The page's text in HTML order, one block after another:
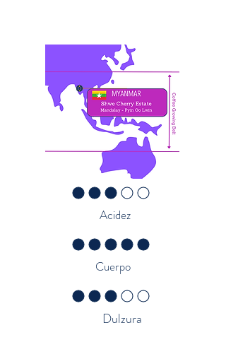
la calificación promedio es 3 de 5
Acidez
la calificación promedio es 5 de 5
Cuerpo
la calificación promedio es 3 de 5
Dulzura